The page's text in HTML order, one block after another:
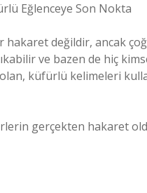
Eğlenceye Son Nokta
değildir, ancak
ve bazen de hiç
küfürlü kelimeleri
gerçekten hakaret